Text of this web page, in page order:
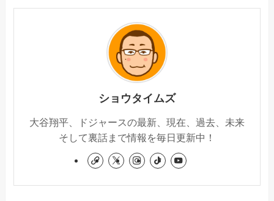
ショウタイムズ
大谷翔平、ドジャースの最新、現在、過去、未来
そして裏話まで情報を毎日更新中！